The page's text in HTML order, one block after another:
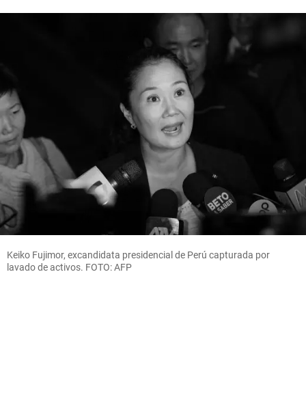
Keiko Fujimor, excandidata presidencial de Perú capturada por
lavado de activos. FOTO: AFP